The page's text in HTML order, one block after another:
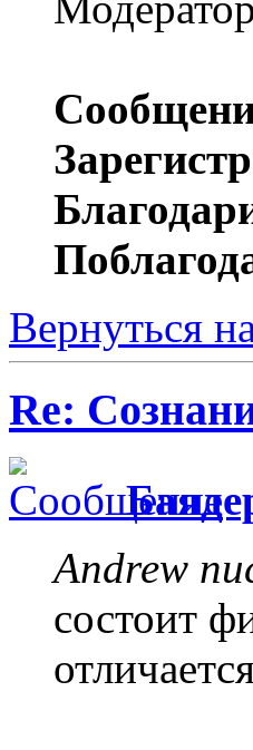
Вернуться
Re:
Andrew
состоит